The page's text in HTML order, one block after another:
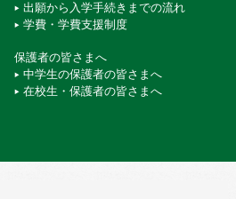
出願から入学手続きまでの流れ
学費・学費支援制度
保護者の皆さまへ
中学生の保護者の皆さまへ
在校生・保護者の皆さまへ